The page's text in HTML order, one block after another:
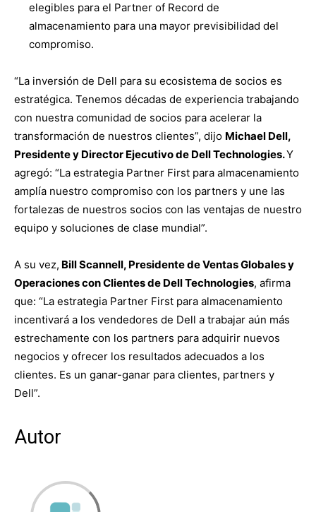
elegibles para el Partner of Record de
almacenamiento para una mayor previsibilidad del
compromiso.
“La inversión de Dell para su ecosistema de socios es
estratégica. Tenemos décadas de experiencia trabajando
con nuestra comunidad de socios para acelerar la
transformación de nuestros clientes”, dijo Michael Dell,
Presidente y Director Ejecutivo de Dell Technologies.Y
agregó: “La estrategia Partner First para almacenamiento
amplía nuestro compromiso con los partners y une las
fortalezas de nuestros socios con las ventajas de nuestro
equipo y soluciones de clase mundial”.
A su vez, Bill Scannell, Presidente de Ventas Globales y
Operaciones con Clientes de Dell Technologies, afirma
que: “La estrategia Partner First para almacenamiento
incentivará a los vendedores de Dell a trabajar aún más
estrechamente con los partners para adquirir nuevos
negocios y ofrecer los resultados adecuados a los
clientes. Es un ganar-ganar para clientes, partners y
Dell”.
Autor